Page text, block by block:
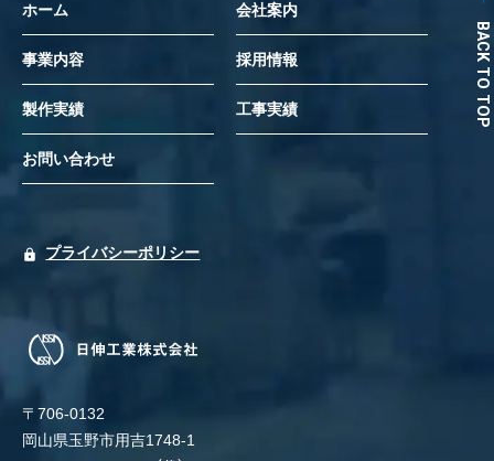
BACK TO TOP
ホーム 会社案内
事業内容 採用情報
製作実績 工事実績
お問い合わせ
プライバシーポリシー
〒706-0132
岡山県玉野市用吉1748-1